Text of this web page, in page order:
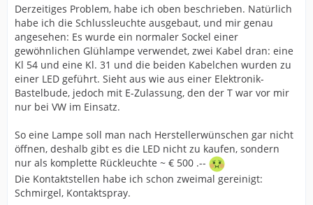
Derzeitiges Problem, habe ich oben beschrieben. Natürlich
habe ich die Schlussleuchte ausgebaut, und mir genau
angesehen: Es wurde ein normaler Sockel einer
gewöhnlichen Glühlampe verwendet, zwei Kabel dran: eine
Kl 54 und eine Kl. 31 und die beiden Kabelchen wurden zu
einer LED geführt. Sieht aus wie aus einer Elektronik-
Bastelbude, jedoch mit E-Zulassung, den der T war vor mir
nur bei VW im Einsatz.
So eine Lampe soll man nach Herstellerwünschen gar nicht
öffnen, deshalb gibt es die LED nicht zu kaufen, sondern
nur als komplette Rückleuchte ~ € 500 .--
Die Kontaktstellen habe ich schon zweimal gereinigt:
Schmirgel, Kontaktspray.